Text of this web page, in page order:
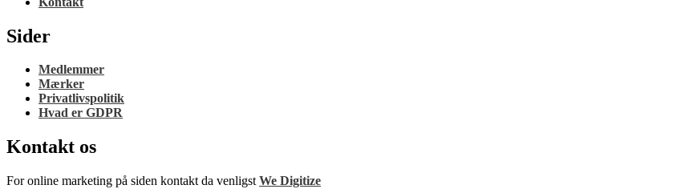
Sider
Medlemmer
Mærker
Privatlivspolitik
Hvad er GDPR
Kontakt os
For online marketing på siden kontakt da venligst We Digitize